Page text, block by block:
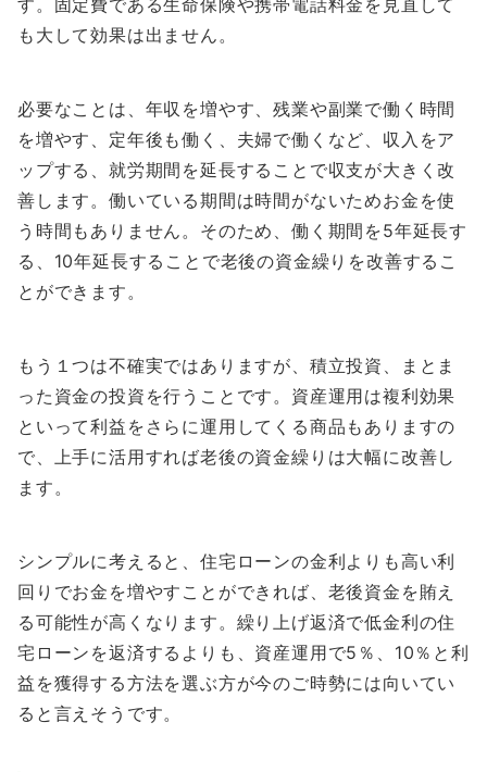
す。固定費である生命保険や携帯電話料金を見直して
も大して効果は出ません。
必要なことは、年収を増やす、残業や副業で働く時間
を増やす、定年後も働く、夫婦で働くなど、収入をア
ップする、就労期間を延長することで収支が大きく改
善します。働いている期間は時間がないためお金を使
う時間もありません。そのため、働く期間を5年延長す
る、10年延長することで老後の資金繰りを改善するこ
とができます。
もう１つは不確実ではありますが、積立投資、まとま
った資金の投資を行うことです。資産運用は複利効果
といって利益をさらに運用してくる商品もありますの
で、上手に活用すれば老後の資金繰りは大幅に改善し
ます。
シンプルに考えると、住宅ローンの金利よりも高い利
回りでお金を増やすことができれば、老後資金を賄え
る可能性が高くなります。繰り上げ返済で低金利の住
宅ローンを返済するよりも、資産運用で5％、10％と利
益を獲得する方法を選ぶ方が今のご時勢には向いてい
ると言えそうです。